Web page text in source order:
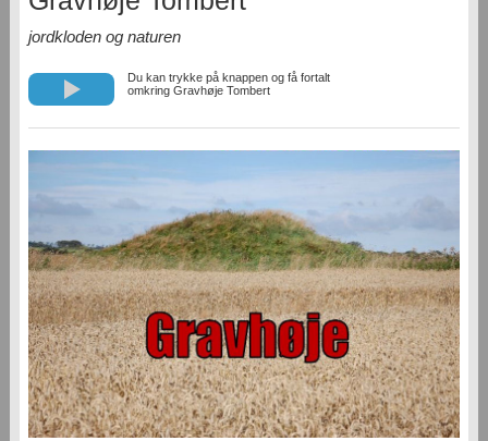
jordkloden og naturen
Du kan trykke på knappen og få fortalt
omkring Gravhøje Tombert